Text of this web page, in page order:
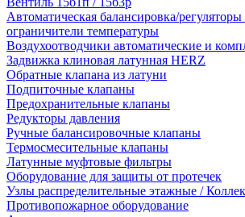
Автоматическая балансировка/регуляторы
ограничители температуры
Воздухоотводчики автоматические и
Задвижка клиновая латунная HERZ
Обратные клапана из латуни
Подпиточные клапаны
Предохранительные клапаны
Редукторы давления
Ручные балансировочные клапаны
Термосмесительные клапаны
Латунные муфтовые фильтры
Оборудование для защиты от протечек
Узлы распределительные этажные /
Противопожарное оборудование